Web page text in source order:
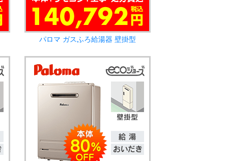
パロマ ガスふろ給湯器 壁掛型